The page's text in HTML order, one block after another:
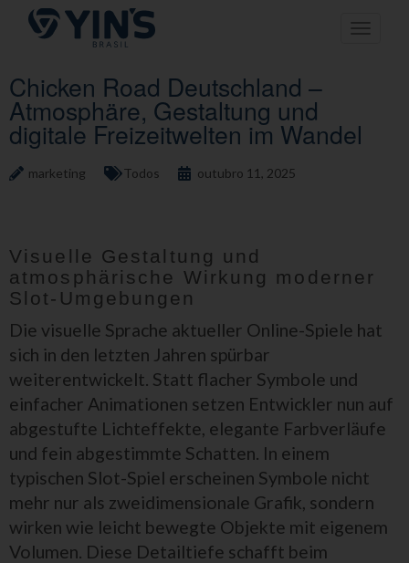
Pular
para
Toggle
Chicken Road Deutschland –
Atmosphäre, Gestaltung und
digitale Freizeitwelten im Wandel
marketing Todos outubro 11, 2025
Visuelle Gestaltung und
atmosphärische Wirkung moderner
Slot-Umgebungen
Die visuelle Sprache aktueller Online-Spiele hat
sich in den letzten Jahren spürbar
weiterentwickelt. Statt flacher Symbole und
einfacher Animationen setzen Entwickler nun auf
abgestufte Lichteffekte, elegante Farbverläufe
und fein abgestimmte Schatten. In einem
typischen Slot-Spiel erscheinen Symbole nicht
mehr nur als zweidimensionale Grafik, sondern
wirken wie leicht bewegte Objekte mit eigenem
Volumen. Diese Detailtiefe schafft beim